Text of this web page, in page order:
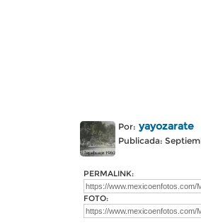
Por: yayozarate
Publicada:
PERMALINK:
FOTO: